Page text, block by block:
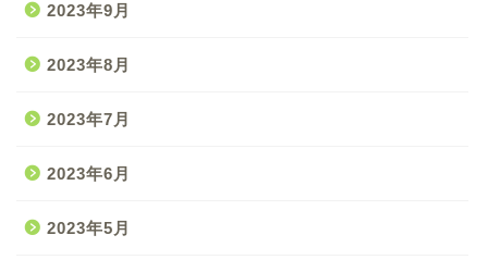
2023年9月
2023年8月
2023年7月
2023年6月
2023年5月